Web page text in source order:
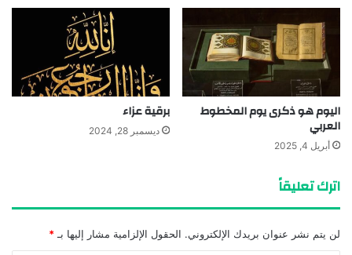
اليوم هو ذكرى يوم المخطوط
العربي
أبريل 4, 2025
برقية عزاء
ديسمبر 28, 2024
اترك تعليقاً
لن يتم نشر عنوان بريدك الإلكتروني. الحقول الإلزامية مشار إليها بـ *